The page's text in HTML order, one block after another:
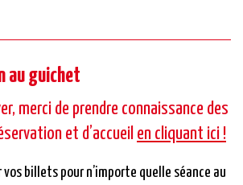
au guichet
merci de prendre connaissance des
et d’accueil en cliquant ici !
vos billets pour n’importe quelle séance au